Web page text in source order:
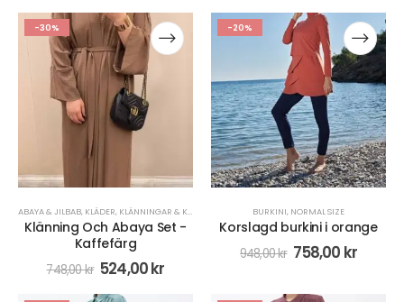
-30%
ABAYA & JILBAB, KLÄDER, KLÄNNINGAR & KJOLAR
Klänning Och Abaya Set -
Kaffefärg
748,00kr 524,00kr
-20%
BURKINI, NORMAL SIZE
Korslagd burkini i orange
948,00kr 758,00 kr